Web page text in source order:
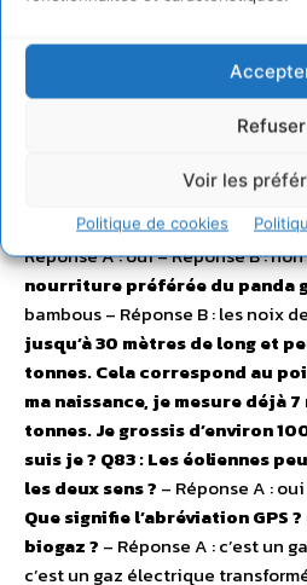
Refuser
Voir les
Politique de cookies
des 1.8 million d’espèces que
B : ½ des 1, 8 million d’espèces
Quelle est la longueur
Réponse A : 4 mètres – Réponse B
dinosaures étaient ils des
– Réponse A : des mammifères
Q80 : Peut on boire l’eau des
Réponse A : oui – Réponse B : non
nourriture préférée du panda
bambous – Réponse B : les noix
jusqu’à 30 mètres de long et
tonnes. Cela correspond au
ma naissance, je mesure déjà
tonnes. Je grossis d’environ
suis je ? Q83 : Les éoliennes
les deux sens ? – Réponse A :
Que signifie l’abréviation GPS ?
biogaz ? – Réponse A : c’est un
c’est un gaz électrique